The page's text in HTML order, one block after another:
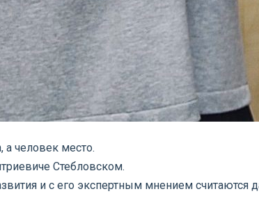
а человек место.
Стебловском.
и с его экспертным мнением считаются